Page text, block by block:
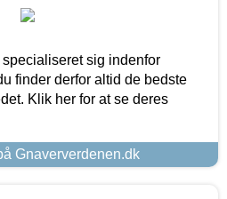
sig indenfor
finder derfor altid de bedste
Klik her for at se deres
Gnaververdenen.dk